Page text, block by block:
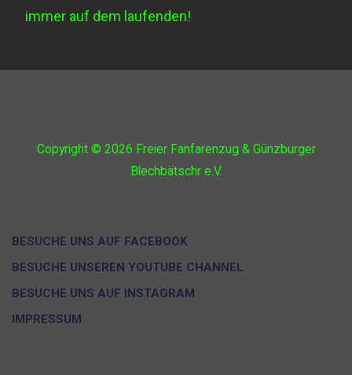
immer auf dem laufenden!
Copyright © 2026 Freier Fanfarenzug & Günzburger
Blechbätschr e.V.
BESUCHE UNS AUF FACEBOOK
BESUCHE UNSEREN YOUTUBE CHANNEL
BESUCHE UNS AUF INSTAGRAM
IMPRESSUM